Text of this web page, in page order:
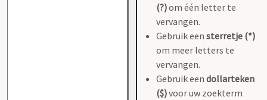
(?)om één letter te
vervangen.
Gebruik een sterretje (*)
om meer letters te
vervangen.
Gebruik een dollarteken
($)voor uw zoekterm